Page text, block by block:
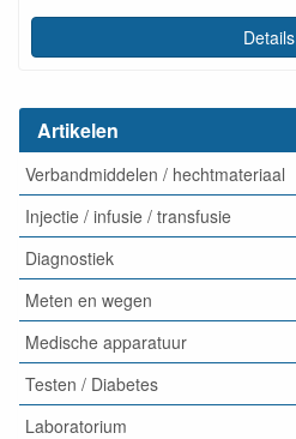
Details
Artikelen
Verbandmiddelen / hechtmateriaal
Injectie / infusie / transfusie
Diagnostiek
Meten en wegen
Medische apparatuur
Testen / Diabetes
Laboratorium